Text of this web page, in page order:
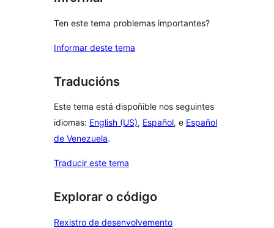
Ten este tema problemas importantes?
Informar deste tema
Traducións
Este tema está dispoñible nos seguintes
idiomas: English (US), Español, e Español
de Venezuela.
Traducir este tema
Explorar o código
Rexistro de desenvolvemento